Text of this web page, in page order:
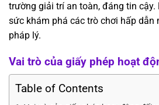
trường giải trí an toàn, đáng tin
sức khám phá các trò chơi hấp dẫn
pháp lý.
Vai trò của giấy phép hoạt
Table of Contents